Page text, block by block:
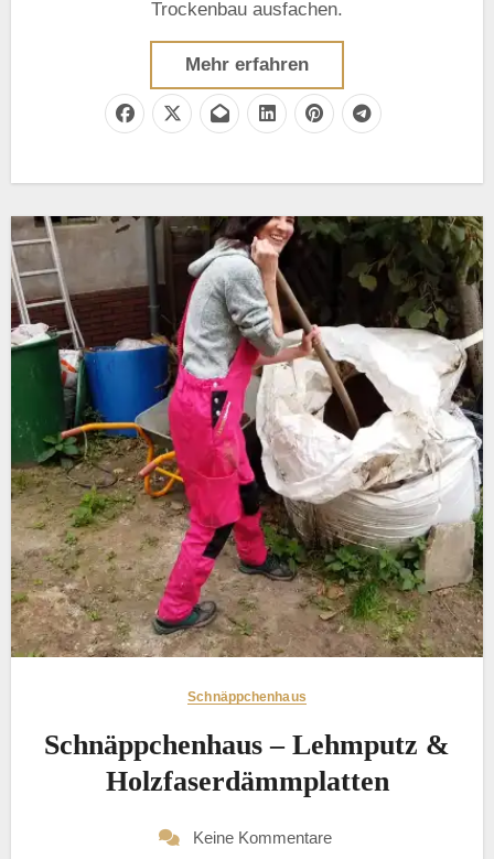
Trockenbau ausfachen.
Mehr erfahren
Schnäppchenhaus
Schnäppchenhaus – Lehmputz &
Holzfaserdämmplatten
Keine Kommentare